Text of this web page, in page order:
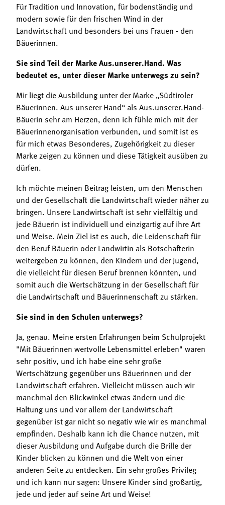
Für Tradition und Innovation, für bodenständig und
modern sowie für den frischen Wind in der
Landwirtschaft und besonders bei uns Frauen - den
Bäuerinnen.
Sie sind Teil der Marke Aus.unserer.Hand. Was
bedeutet es, unter dieser Marke unterwegs zu sein?
Mir liegt die Ausbildung unter der Marke „Südtiroler
Bäuerinnen. Aus unserer Hand“ als Aus.unserer.Hand-
Bäuerin sehr am Herzen, denn ich fühle mich mit der
Bäuerinnenorganisation verbunden, und somit ist es
für mich etwas Besonderes, Zugehörigkeit zu dieser
Marke zeigen zu können und diese Tätigkeit ausüben zu
dürfen.
Ich möchte meinen Beitrag leisten, um den Menschen
und der Gesellschaft die Landwirtschaft wieder näher zu
bringen. Unsere Landwirtschaft ist sehr vielfältig und
jede Bäuerin ist individuell und einzigartig auf ihre Art
und Weise. Mein Ziel ist es auch, die Leidenschaft für
den Beruf Bäuerin oder Landwirtin als Botschafterin
weitergeben zu können, den Kindern und der Jugend,
die vielleicht für diesen Beruf brennen könnten, und
somit auch die Wertschätzung in der Gesellschaft für
die Landwirtschaft und Bäuerinnenschaft zu stärken.
Sie sind in den Schulen unterwegs?
Ja, genau. Meine ersten Erfahrungen beim Schulprojekt
"Mit Bäuerinnen wertvolle Lebensmittel erleben" waren
sehr positiv, und ich habe eine sehr große
Wertschätzung gegenüber uns Bäuerinnen und der
Landwirtschaft erfahren. Vielleicht müssen auch wir
manchmal den Blickwinkel etwas ändern und die
Haltung uns und vor allem der Landwirtschaft
gegenüber ist gar nicht so negativ wie wir es manchmal
empfinden. Deshalb kann ich die Chance nutzen, mit
dieser Ausbildung und Aufgabe durch die Brille der
Kinder blicken zu können und die Welt von einer
anderen Seite zu entdecken. Ein sehr großes Privileg
und ich kann nur sagen: Unsere Kinder sind großartig,
jede und jeder auf seine Art und Weise!